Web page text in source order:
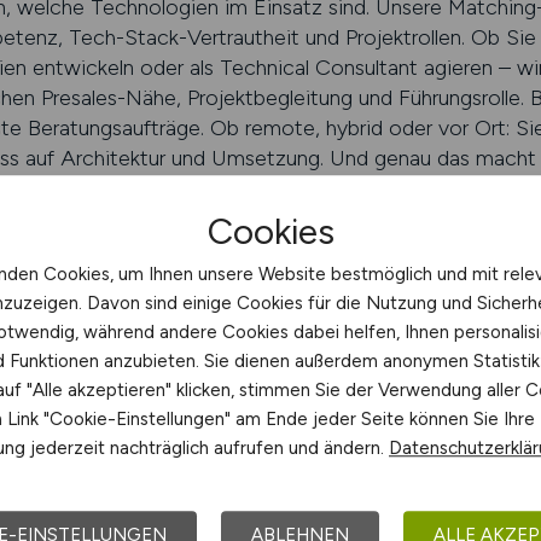
welche Technologien im Einsatz sind. Unsere
Tech-Stack-Vertrautheit und Projektrollen. Ob
entwickeln oder als Technical Consultant agieren –
Presales-Nähe, Projektbegleitung und Führungsrolle.
Beratungsaufträge. Ob remote, hybrid oder vor Ort:
auf Architektur und Umsetzung. Und genau das macht
ITSTEPS unterstützt Sie
linear. ITSTEPS hilft Ihnen, Ihre Rolle zu definieren:
oder Partnertrack? Möchten Sie fachlich tiefer
Projekttyp, Industriefokus, Mandatsform und
Interviewstrukturierung und Pitch-Vorbereitung.
Workshops strukturiert und Akzeptanz sichert.
entfalten. Ob als Inhouse-Berater oder für externe
Cookies
Cookies, um Ihnen unsere Website bestmöglich und mit
Davon sind einige Cookies für die Nutzung und
während andere Cookies dabei helfen, Ihnen
Funktionen anzubieten. Sie dienen außerdem anonymen
"Alle akzeptieren" klicken, stimmen Sie der Verwendung aller
"Cookie-Einstellungen" am Ende jeder Seite können Sie Ihre
jederzeit nachträglich aufrufen und ändern.
EINSTELLUNGEN ABLEHNEN ALLE